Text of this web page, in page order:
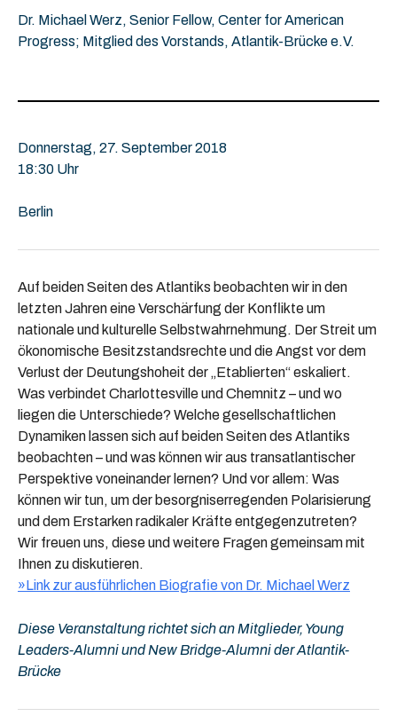
Dr. Michael Werz, Senior Fellow, Center for American
Progress; Mitglied des Vorstands, Atlantik-Brücke e.V.
Donnerstag, 27. September 2018
18:30 Uhr
Berlin
Auf beiden Seiten des Atlantiks beobachten wir in den
letzten Jahren eine Verschärfung der Konflikte um
nationale und kulturelle Selbstwahrnehmung. Der Streit um
ökonomische Besitzstandsrechte und die Angst vor dem
Verlust der Deutungshoheit der „Etablierten“ eskaliert.
Was verbindet Charlottesville und Chemnitz – und wo
liegen die Unterschiede? Welche gesellschaftlichen
Dynamiken lassen sich auf beiden Seiten des Atlantiks
beobachten – und was können wir aus transatlantischer
Perspektive voneinander lernen? Und vor allem: Was
können wir tun, um der besorgniserregenden Polarisierung
und dem Erstarken radikaler Kräfte entgegenzutreten?
Wir freuen uns, diese und weitere Fragen gemeinsam mit
Ihnen zu diskutieren.
»Link zur ausführlichen Biografie von Dr. Michael Werz
Diese Veranstaltung richtet sich an Mitglieder, Young
Leaders-Alumni und New Bridge-Alumni der Atlantik-
Brücke